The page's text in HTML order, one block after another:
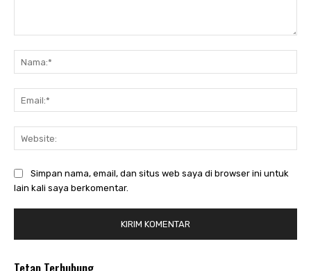
Simpan nama, email, dan situs web saya di browser ini untuk
lain kali saya berkomentar.